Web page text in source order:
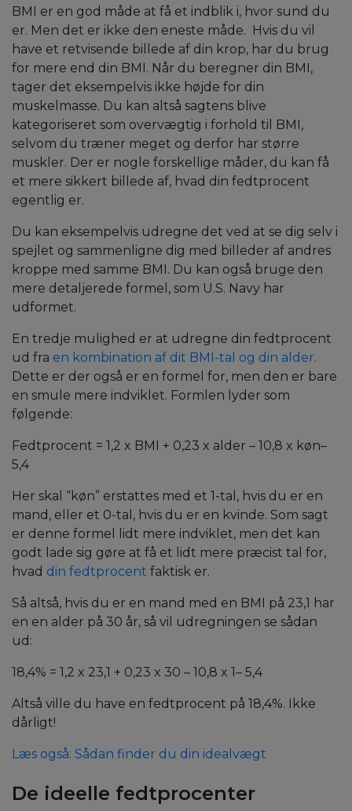
BMI er en god måde at få et indblik i, hvor sund du
er. Men det er ikke den eneste måde. Hvis du vil
have et retvisende billede af din krop, har du brug
for mere end din BMI. Når du beregner din BMI,
tager det eksempelvis ikke højde for din
muskelmasse. Du kan altså sagtens blive
kategoriseret som overvægtig i forhold til BMI,
selvom du træner meget og derfor har større
muskler. Der er nogle forskellige måder, du kan få
et mere sikkert billede af, hvad din fedtprocent
egentlig er.
Du kan eksempelvis udregne det ved at se dig selv i
spejlet og sammenligne dig med billeder af andres
kroppe med samme BMI. Du kan også bruge den
mere detaljerede formel, som U.S. Navy har
udformet.
En tredje mulighed er at udregne din fedtprocent
ud fra en kombination af dit BMI-tal og din alder.
Dette er der også er en formel for, men den er bare
en smule mere indviklet. Formlen lyder som
følgende:
Fedtprocent = 1,2 x BMI + 0,23 x alder – 10,8 x køn–
5,4
Her skal “køn” erstattes med et 1-tal, hvis du er en
mand, eller et 0-tal, hvis du er en kvinde. Som sagt
er denne formel lidt mere indviklet, men det kan
godt lade sig gøre at få et lidt mere præcist tal for,
hvad din fedtprocent faktisk er.
Så altså, hvis du er en mand med en BMI på 23,1 har
en en alder på 30 år, så vil udregningen se sådan
ud:
18,4% = 1,2 x 23,1 + 0,23 x 30 – 10,8 x 1– 5,4
Altså ville du have en fedtprocent på 18,4%. Ikke
dårligt!
Læs også: Sådan finder du din idealvægt
De ideelle fedtprocenter